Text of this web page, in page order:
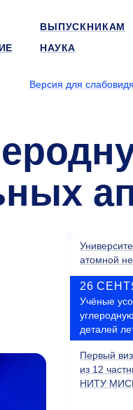
ВЫПУСКНИКАМ
НАУКА
Версия для
атомной
26
Учёные
деталей
Первый
из 12
НИТУ